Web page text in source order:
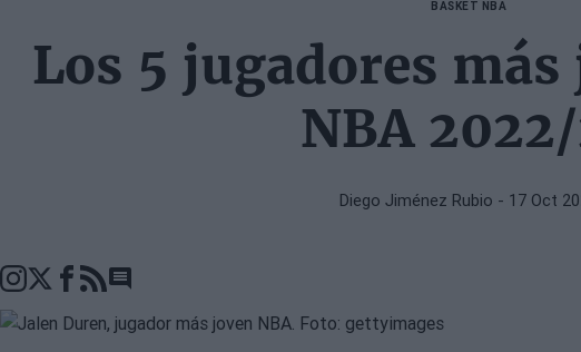
BASKET NBA
Los 5 jugadores más
NBA
Diego Jiménez Rubio - 17 Oct
Go to comments seciton